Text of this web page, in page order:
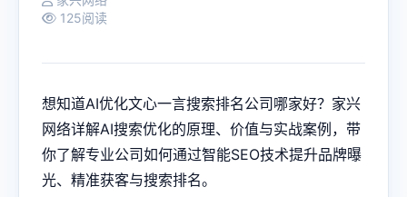
125阅读
想知道AI优化文心一言搜索排名公司哪家好？家兴
网络详解AI搜索优化的原理、价值与实战案例，带
你了解专业公司如何通过智能SEO技术提升品牌曝
光、精准获客与搜索排名。